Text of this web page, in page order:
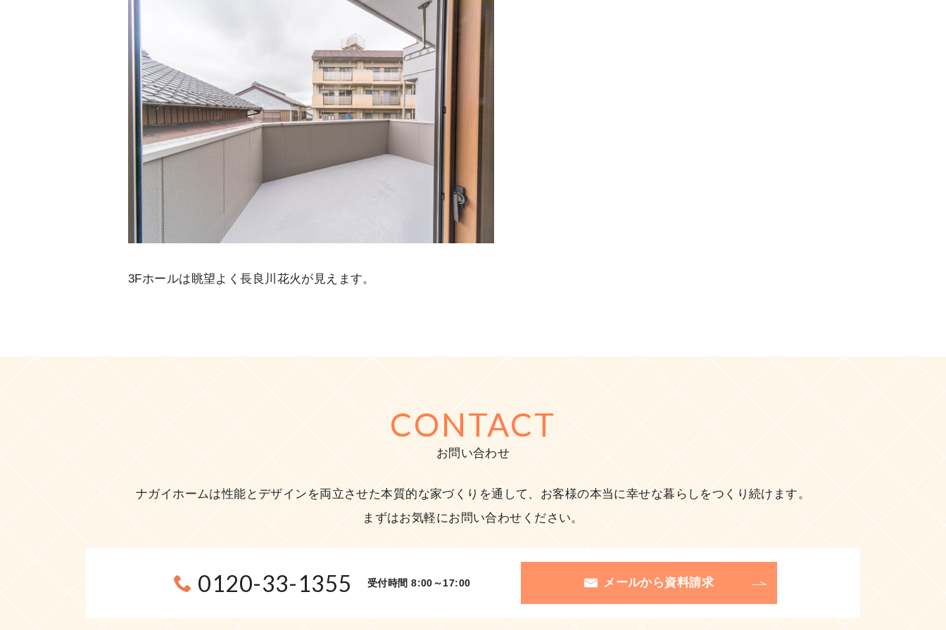
3Fホールは眺望よく長良川花火が見えます。
CONTACT
お問い合わせ
ナガイホームは性能とデザインを両立させた本質的な家づくりを通して、お客様の本当に幸せな暮らしをつくり続けます。
まずはお気軽にお問い合わせください。
0120-33-1355 受付時間 8:00～17:00 メールから資料請求